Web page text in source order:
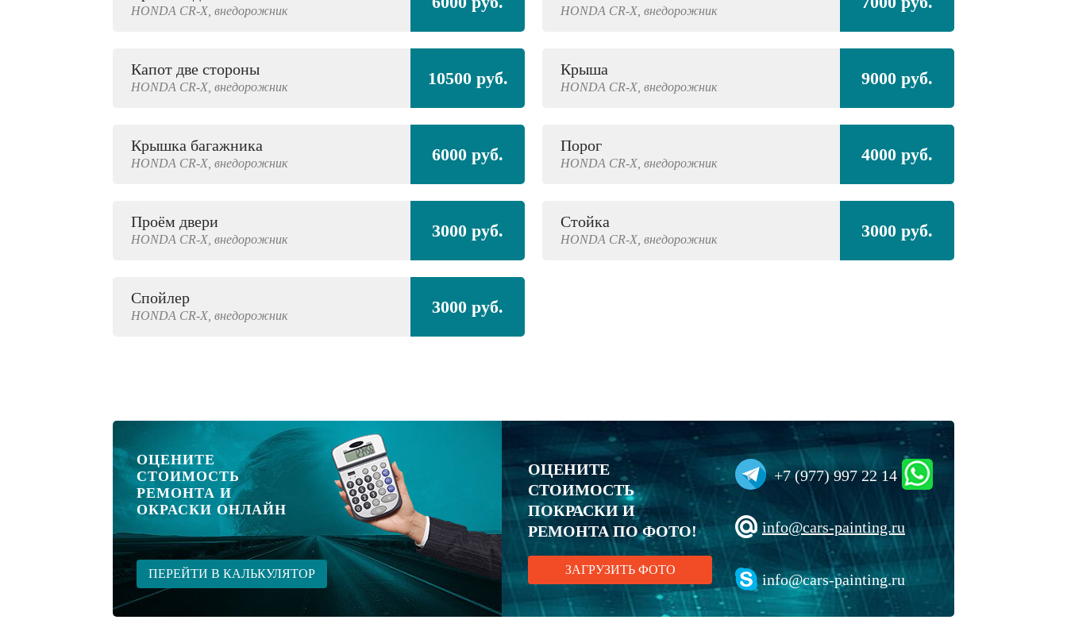
HONDA CR-X, внедорожник HONDA CR-X, внедорожник
Капот две стороны
HONDA CR-X, внедорожник 10500 руб. Крыша
HONDA CR-X, внедорожник 9000 руб.
Крышка багажника
HONDA CR-X, внедорожник 6000 руб. Порог
HONDA CR-X, внедорожник 4000 руб.
Проём двери
HONDA CR-X, внедорожник 3000 руб. Стойка
HONDA CR-X, внедорожник 3000 руб.
Спойлер
HONDA CR-X, внедорожник 3000 руб.
ОЦЕНИТЕ
СТОИМОСТЬ
РЕМОНТА И
ОКРАСКИ ОНЛАЙН
ПЕРЕЙТИ В КАЛЬКУЛЯТОР
ОЦЕНИТЕ
СТОИМОСТЬ
ПОКРАСКИ И
РЕМОНТА ПО ФОТО!
ЗАГРУЗИТЬ ФОТО
+7 (977) 997 22 14
info@cars-painting.ru
info@cars-painting.ru